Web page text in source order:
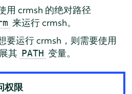
用 crmsh 的绝对路径
来运行 crmsh。
要运行 crmsh，则需要使用
其 PATH 变量。
权限